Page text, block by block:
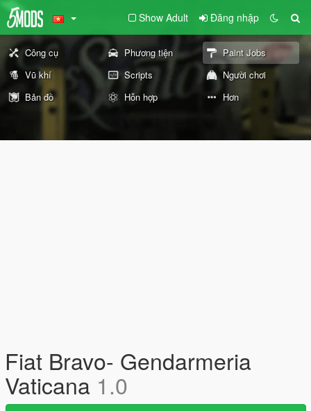
Show Adult Đăng nhập
Công cụ Phương tiện
Paint Jobs
Vũ khí
Scripts
Người chơi
Bản đồ
Hỗn hợp Hơn
Fiat Bravo- Gendarmeria
Vaticana 1.0